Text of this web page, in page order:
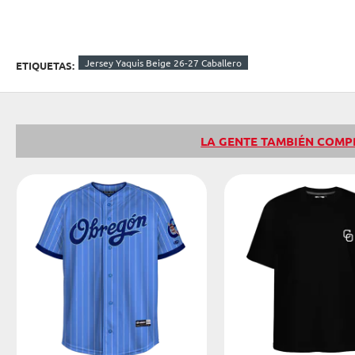
ETIQUETAS: Jersey Yaquis Beige 26-27 Caballero
LA GENTE TAMBIÉN